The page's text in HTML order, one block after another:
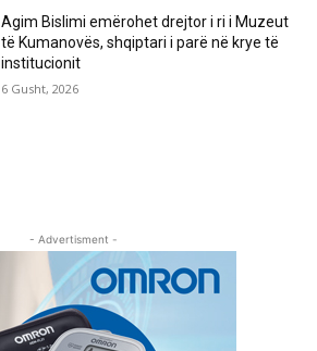
Agim Bislimi emërohet drejtor i ri i Muzeut
të Kumanovës, shqiptari i parë në krye të
institucionit
6 Gusht, 2026
- Advertisment -